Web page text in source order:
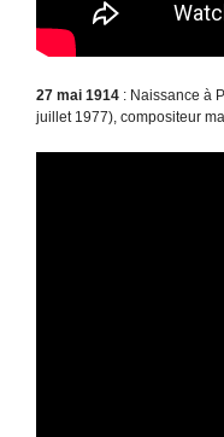
27 mai 1914 : Naissance à
juillet 1977), compositeur